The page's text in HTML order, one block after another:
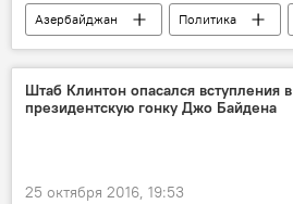
Азербайджан Политика
Штаб Клинтон опасался вступления в
президентскую гонку Джо Байдена
25 октября 2016, 19:53